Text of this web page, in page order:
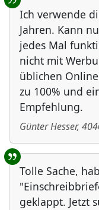
Ich verwende
Jahren. Kann
jedes Mal
nicht mit
üblichen
zu 100% und
Empfehlung.
Günter Hesser,
Tolle Sache,
geklappt. Jetzt